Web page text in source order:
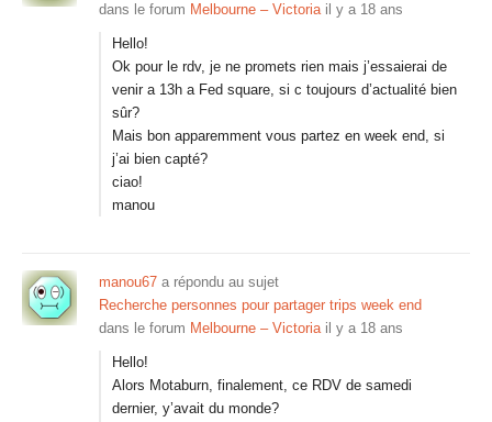
dans le forum Melbourne – Victoria il y a 18 ans
Hello!
Ok pour le rdv, je ne promets rien mais j’essaierai de
venir a 13h a Fed square, si c toujours d’actualité bien
sûr?
Mais bon apparemment vous partez en week end, si
j’ai bien capté?
ciao!
manou
manou67 a répondu au sujet
Recherche personnes pour partager trips week end
dans le forum Melbourne – Victoria il y a 18 ans
Hello!
Alors Motaburn, finalement, ce RDV de samedi
dernier, y’avait du monde?